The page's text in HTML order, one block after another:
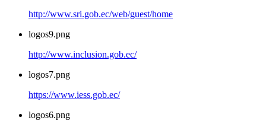
http://www.sri.gob.ec/web/guest/home
logos9.png
http://www.inclusion.gob.ec/
logos7.png
https://www.iess.gob.ec/
logos6.png